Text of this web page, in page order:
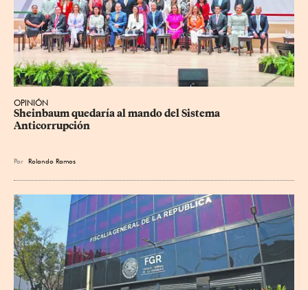
OPINIÓN
Sheinbaum quedaría al mando del Sistema
Anticorrupción
Por Rolando Ramos